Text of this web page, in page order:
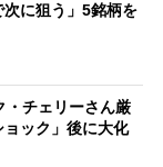
次に狙う」5銘柄を
・チェリーさん厳
ック」後に大化